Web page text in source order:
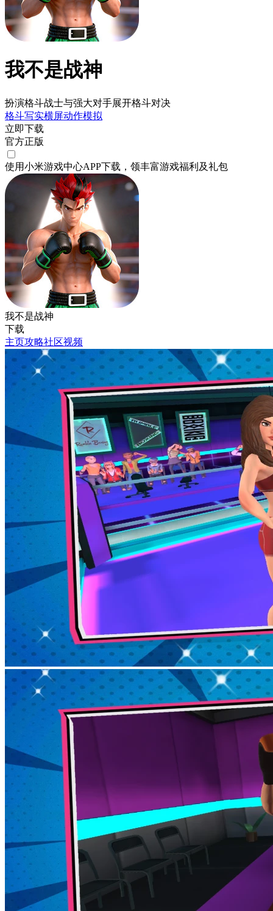
我不是战神
扮演格斗战士与强大对手展开格斗对决
格斗写实横屏动作模拟
立即下载
官方正版
使用小米游戏中心APP下载 ，领丰富游戏福利 及礼包
我不是战神
下载
主页攻略社区视频